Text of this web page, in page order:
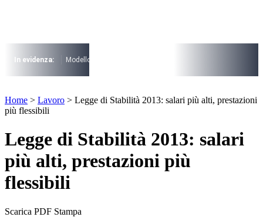
I più cercati
Lorem ipsum dolor sit amet consectetur
Lorem ipsum dolor sit amet consectetur
In evidenza: Modello 730
Lorem ipsum dolor sit amet consectetur
Home > Lavoro > Legge di Stabilità 2013: salari più alti, prestazioni
più flessibili
Legge di Stabilità 2013: salari
più alti, prestazioni più
flessibili
Scarica PDF Stampa